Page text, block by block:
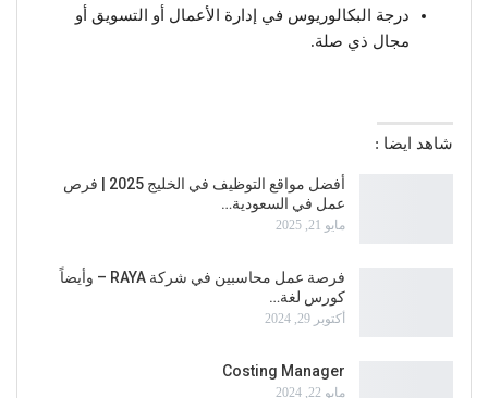
درجة البكالوريوس في إدارة الأعمال أو التسويق أو
مجال ذي صلة.
شاهد ايضا :
أفضل مواقع التوظيف في الخليج 2025 | فرص
عمل في السعودية…
مايو 21, 2025
فرصة عمل محاسبين في شركة RAYA – وأيضاً
كورس لغة…
أكتوبر 29, 2024
Costing Manager
مايو 22, 2024